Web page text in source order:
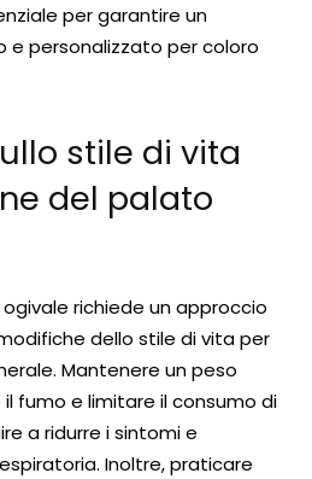
per garantire un
personalizzato per coloro
stile di vita
del palato
richiede un approccio
dello stile di vita per
Mantenere un peso
fumo e limitare il consumo di
a ridurre i sintomi e
Inoltre, praticare